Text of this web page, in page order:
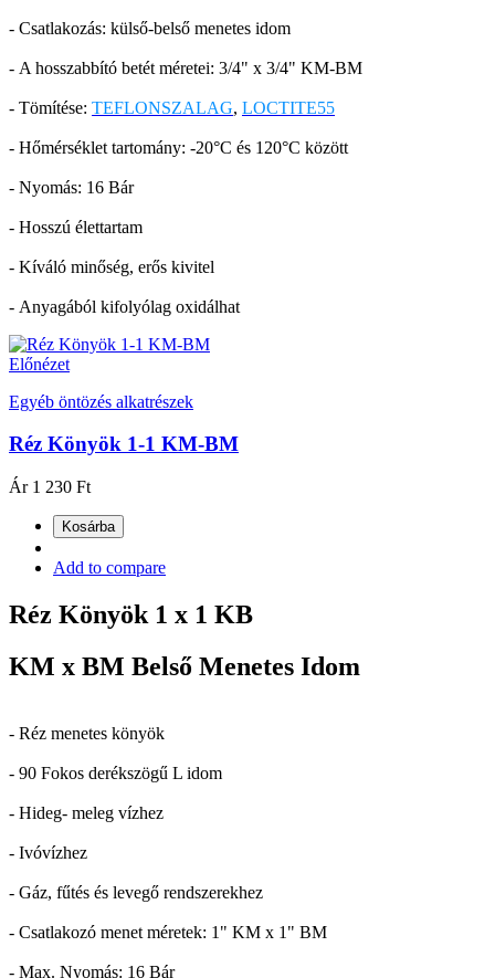
- Csatlakozás: külső-belső menetes idom
- A hosszabbító betét méretei: 3/4" x 3/4" KM-BM
- Tömítése: TEFLONSZALAG, LOCTITE55
- Hőmérséklet tartomány: -20°C és 120°C között
- Nyomás: 16 Bár
- Hosszú élettartam
- Kíváló minőség, erős kivitel
- Anyagából kifolyólag oxidálhat
Előnézet
Egyéb öntözés alkatrészek
Réz Könyök 1-1 KM-BM
Ár 1 230 Ft
Kosárba
Add to compare
Réz Könyök 1 x 1 KB
KM x BM Belső Menetes Idom
- Réz menetes könyök
- 90 Fokos derékszögű L idom
- Hideg- meleg vízhez
- Ivóvízhez
- Gáz, fűtés és levegő rendszerekhez
- Csatlakozó menet méretek: 1" KM x 1" BM
- Max. Nyomás: 16 Bár